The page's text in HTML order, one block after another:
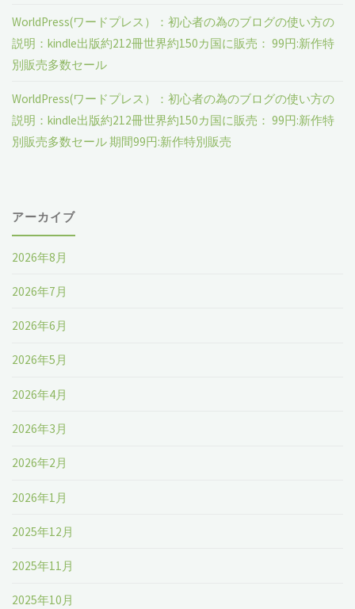
WorldPress(ワードプレス）：初心者の為のブログの使い方の
説明：kindle出版約212冊世界約150カ国に販売： 99円:新作特
別販売多数セール
WorldPress(ワードプレス）：初心者の為のブログの使い方の
説明：kindle出版約212冊世界約150カ国に販売： 99円:新作特
別販売多数セール 期間99円:新作特別販売
アーカイブ
2026年8月
2026年7月
2026年6月
2026年5月
2026年4月
2026年3月
2026年2月
2026年1月
2025年12月
2025年11月
2025年10月